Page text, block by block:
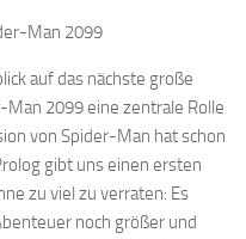
Man 2099
auf das nächste große
2099 eine zentrale Rolle
von Spider-Man hat schon
gibt uns einen ersten
zu viel zu verraten: Es
noch größer und